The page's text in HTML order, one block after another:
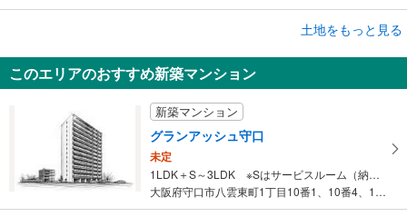
枚方市星丘2丁目
300万円
建物面積 -
京阪交野線 「星ケ丘」駅 徒歩9分
土地をもっと見る
このエリアのおすすめ新築マンション
新築マンション
グランアッシュ守口
未定
1LDK＋S～3LDK ※Sはサービスルーム（納戸）です。
大阪府守口市八雲東町1丁目10番1、10番4、18番の一部（地番）